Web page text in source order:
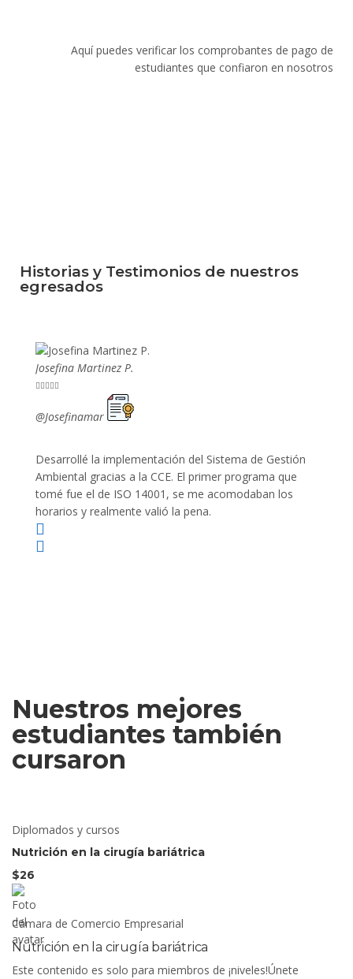
Aquí puedes verificar los comprobantes de pago de
estudiantes que confiaron en nosotros
Historias y Testimonios de nuestros
egresados
Josefina Martinez P.

@Josefinamar
Desarrollé la implementación del Sistema de Gestión
Ambiental gracias a la CCE. El primer programa que
tomé fue el de ISO 14001, se me acomodaban los
horarios y realmente valió la pena.
Nuestros mejores
estudiantes también
cursaron
Diplomados y cursos
Nutrición en la cirugía bariátrica
$26
Cámara de Comercio Empresarial
Nutrición en la cirugía bariátrica
Este contenido es solo para miembros de ¡niveles!Únete